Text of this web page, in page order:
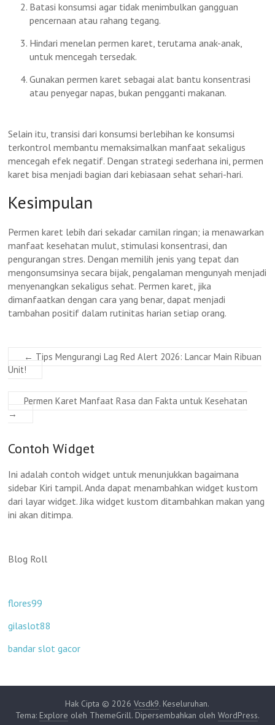
Batasi konsumsi agar tidak menimbulkan gangguan
pencernaan atau rahang tegang.
Hindari menelan permen karet, terutama anak-anak,
untuk mencegah tersedak.
Gunakan permen karet sebagai alat bantu konsentrasi
atau penyegar napas, bukan pengganti makanan.
Selain itu, transisi dari konsumsi berlebihan ke konsumsi
terkontrol membantu memaksimalkan manfaat sekaligus
mencegah efek negatif. Dengan strategi sederhana ini, permen
karet bisa menjadi bagian dari kebiasaan sehat sehari-hari.
Kesimpulan
Permen karet lebih dari sekadar camilan ringan; ia menawarkan
manfaat kesehatan mulut, stimulasi konsentrasi, dan
pengurangan stres. Dengan memilih jenis yang tepat dan
mengonsumsinya secara bijak, pengalaman mengunyah menjadi
menyenangkan sekaligus sehat. Permen karet, jika
dimanfaatkan dengan cara yang benar, dapat menjadi
tambahan positif dalam rutinitas harian setiap orang.
← Tips Mengurangi Lag Red Alert 2026: Lancar Main Ribuan
Unit!
Permen Karet Manfaat Rasa dan Fakta untuk Kesehatan
→
Contoh Widget
Ini adalah contoh widget untuk menunjukkan bagaimana
sidebar Kiri tampil. Anda dapat menambahkan widget kustom
dari layar widget. Jika widget kustom ditambahkan makan yang
ini akan ditimpa.
Blog Roll
flores99
gilaslot88
bandar slot gacor
Hak Cipta © 2026Vcsdk9. Keseluruhan.
Tema: Explore oleh ThemeGrill. Dipersembahkan oleh WordPress.